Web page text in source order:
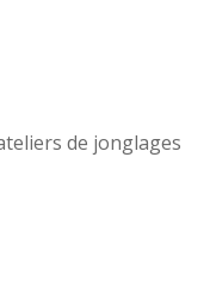
de jonglages